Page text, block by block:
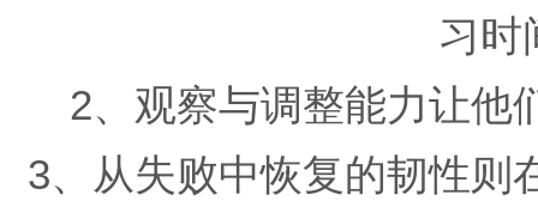
习时
2、观察与调整能力让他
3、从失败中恢复的韧性则